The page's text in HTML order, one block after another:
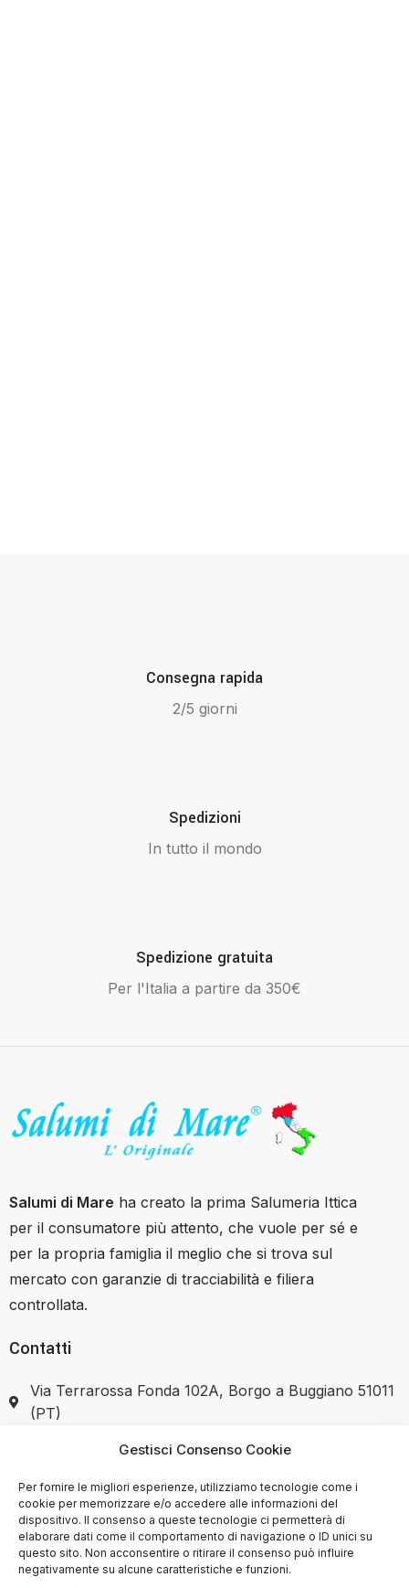
Gestisci Consenso Cookie
Per fornire le migliori esperienze, utilizziamo tecnologie come i
cookie per memorizzare e/o accedere alle informazioni del
dispositivo. Il consenso a queste tecnologie ci permetterà di
elaborare dati come il comportamento di navigazione o ID unici su
questo sito. Non acconsentire o ritirare il consenso può influire
negativamente su alcune caratteristiche e funzioni.
Consegna rapida
2/5 giorni
Spedizioni
In tutto il mondo
Spedizione gratuita
Per l'Italia a partire da 350€
Salumi di Mare ha creato la prima Salumeria Ittica
per il consumatore più attento, che vuole per sé e
per la propria famiglia il meglio che si trova sul
mercato con garanzie di tracciabilità e filiera
controllata.
Contatti
Via Terrarossa Fonda 102A, Borgo a Buggiano 51011
(PT)
+39 351 7446037
SHOP